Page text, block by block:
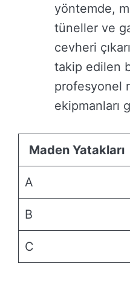
yöntemde,
tüneller ve
cevheri
takip edilen
profesyonel
ekipmanları
Maden Yatakları
A
B
C